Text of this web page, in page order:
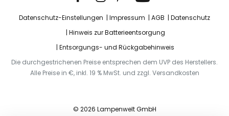
Datenschutz-Einstellungen Impressum AGB
Datenschutz
Hinweis zur Batterieentsorgung
Entsorgungs- und Rückgabehinweis
Die durchgestrichenen Preise entsprechen dem UVP des Herstellers.
Alle Preise in €, inkl. 19 % MwSt. und zzgl. Versandkosten
© 2026 Lampenwelt GmbH